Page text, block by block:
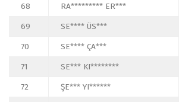
68
RA********* ER***
69
SE**** ÜS***
70
SE**** ÇA***
71
SE*** KI********
72
ŞE*** YI******